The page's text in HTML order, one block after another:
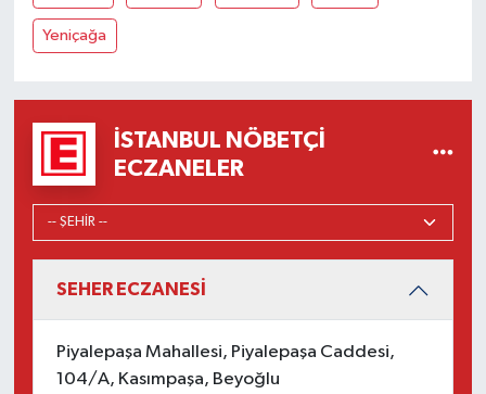
Yeniçağa
İSTANBUL NÖBETÇI
ECZANELER
SEHER ECZANESİ
Piyalepaşa Mahallesi, Piyalepaşa Caddesi,
104/A, Kasımpaşa, Beyoğlu